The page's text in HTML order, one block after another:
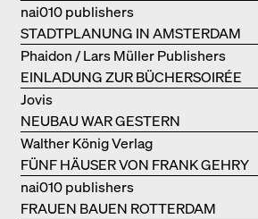
STADTPLANUNG IN AMSTERDAM
nai010 publishers
EINLADUNG ZUR BÜCHERSOIRÉE
Phaidon / Lars Müller Publishers
NEUBAU WAR GESTERN
Jovis
FÜNF HÄUSER VON FRANK GEHRY
Walther König Verlag
FRAUEN BAUEN ROTTERDAM
nai010 publishers